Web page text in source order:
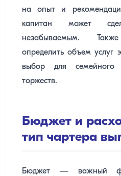
на опыт и
капитан может
незабываемым.
определить объем услуг
выбор для
торжеств.
Бюджет и
тип чартера
Бюджет — важный